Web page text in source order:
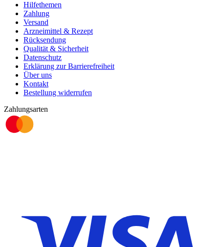
Hilfethemen
Zahlung
Versand
Arzneimittel & Rezept
Rücksendung
Qualität & Sicherheit
Datenschutz
Erklärung zur Barrierefreiheit
Über uns
Kontakt
Bestellung widerrufen
Zahlungsarten